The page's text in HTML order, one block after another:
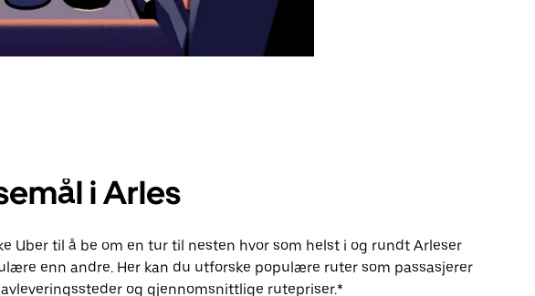
i Arles
Uber til å be om en tur til nesten hvor som helst i og rundt Arleser
enn andre. Her kan du utforske populære ruter som passasjerer
og gjennomsnittlige rutepriser.*